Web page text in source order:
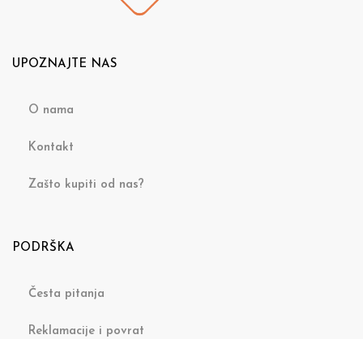
UPOZNAJTE NAS
O nama
Kontakt
Zašto kupiti od nas?
PODRŠKA
Česta pitanja
Reklamacije i povrat